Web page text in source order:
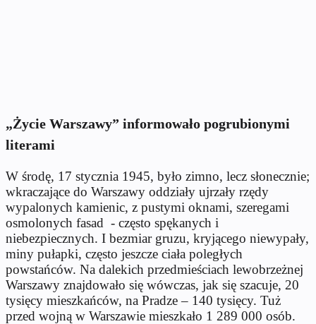
„Życie Warszawy” informowało pogrubionymi
literami
W środę, 17 stycznia 1945, było zimno, lecz słonecznie;
wkraczające do Warszawy oddziały ujrzały rzędy
wypalonych kamienic, z pustymi oknami, szeregami
osmolonych fasad - często spękanych i
niebezpiecznych. I bezmiar gruzu, kryjącego niewypały,
miny pułapki, często jeszcze ciała poległych
powstańców. Na dalekich przedmieściach lewobrzeżnej
Warszawy znajdowało się wówczas, jak się szacuje, 20
tysięcy mieszkańców, na Pradze – 140 tysięcy. Tuż
przed wojną w Warszawie mieszkało 1 289 000 osób.